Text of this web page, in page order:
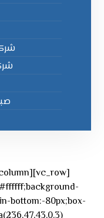
bottom:-80px;box-